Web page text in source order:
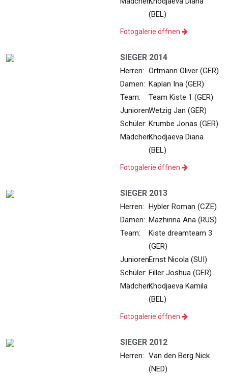
(BEL)
Fotogalerie öffnen
SIEGER 2014
Herren: Ortmann Oliver (GER)
Damen: Kaplan Ina (GER)
Team:
Team Kiste 1 (GER)
Junioren:Wetzig Jan (GER)
Schüler: Krumbe Jonas (GER)
Mädchen:Khodjaeva Diana
(BEL)
Fotogalerie öffnen
SIEGER 2013
Herren: Hybler Roman (CZE)
Damen: Mazhirina Ana (RUS)
Team:
Kiste dreamteam 3
(GER)
Junioren:Ernst Nicola (SUI)
Schüler: Filler Joshua (GER)
Mädchen:Khodjaeva Kamila
(BEL)
Fotogalerie öffnen
SIEGER 2012
Herren: Van den Berg Nick
(NED)